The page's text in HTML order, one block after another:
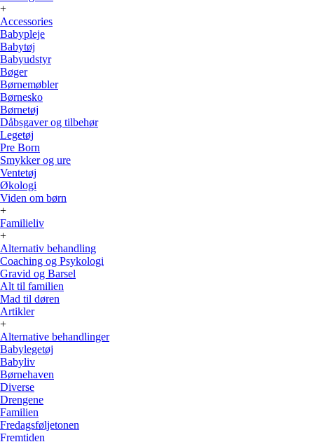
+
Accessories
Babypleje
Babytøj
Babyudstyr
Bøger
Børnemøbler
Børnesko
Børnetøj
Dåbsgaver og tilbehør
Legetøj
Pre Born
Smykker og ure
Ventetøj
Økologi
Viden om børn
+
Familieliv
+
Alternativ behandling
Coaching og Psykologi
Gravid og Barsel
Alt til familien
Mad til døren
Artikler
+
Alternative behandlinger
Babylegetøj
Babyliv
Børnehaven
Diverse
Drengene
Familien
Fredagsføljetonen
Fremtiden